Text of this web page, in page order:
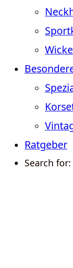
Ratgeber
Search for: